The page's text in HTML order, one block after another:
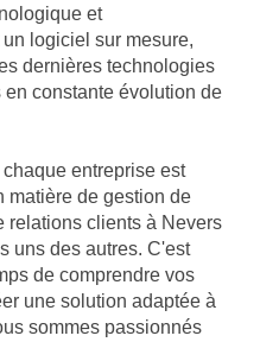
et
logiciel sur mesure,
dernières technologies
constante évolution de
entreprise est
matière de gestion de
relations clients à Nevers
uns des autres. C'est
de comprendre vos
une solution adaptée à
sommes passionnés